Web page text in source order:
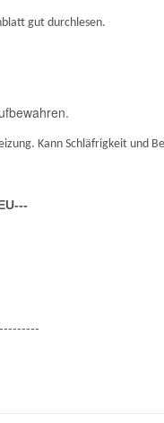
gut durchlesen.
Kann Schläfrigkeit und